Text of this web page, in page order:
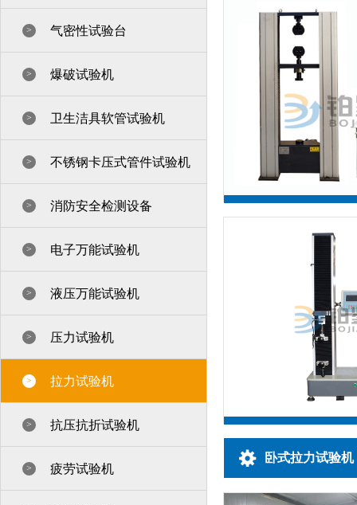
> 气密性试验台
> 爆破试验机
> 卫生洁具软管试验机
> 不锈钢卡压式管件试验机
> 消防安全检测设备
> 电子万能试验机
> 液压万能试验机
> 压力试验机
> 拉力试验机
> 抗压抗折试验机
> 疲劳试验机
单臂数显式拉
门式微机控制
卧式拉力试验机